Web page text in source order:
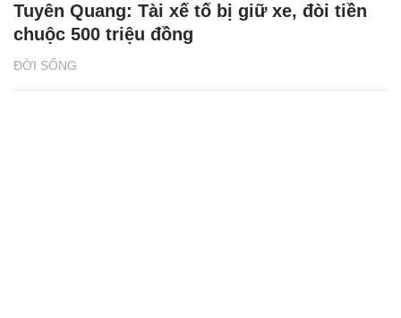
ĐỜI SỐNG
Tuyên Quang: Tài xế tố bị giữ xe, đòi tiền
chuộc 500 triệu đồng